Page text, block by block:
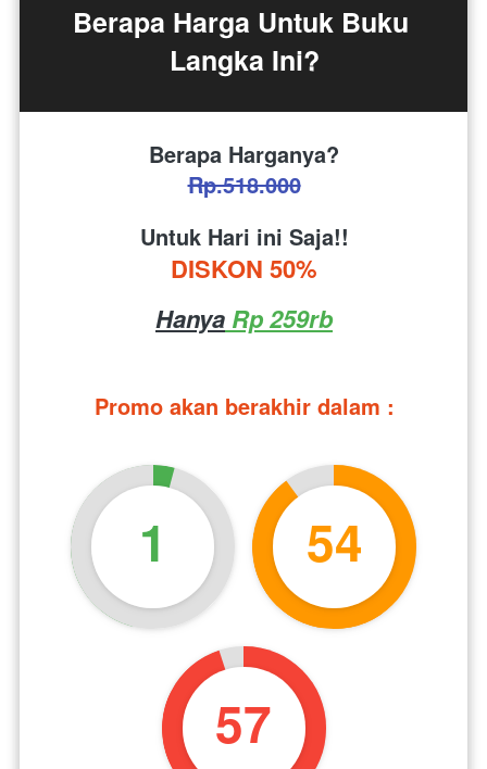
Berapa Harga Untuk Buku
Langka Ini?
Berapa Harganya?
Rp.518.000
Untuk Hari ini Saja!!
DISKON 50%
Hanya Rp 259rb
Promo akan berakhir dalam :
1 54
56